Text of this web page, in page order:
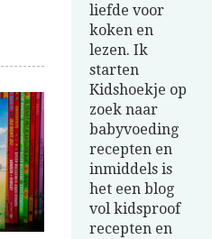
liefde voor
koken en
lezen. Ik
starten
Kidshoekje op
zoek naar
babyvoeding
recepten en
inmiddels is
het een blog
vol kidsproof
recepten en